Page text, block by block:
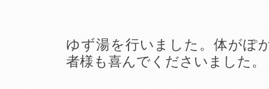
ゆず湯を行いました。体がぽ
者様も喜んでくださいました。